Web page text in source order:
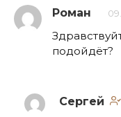
Роман
подойдёт?
Сергей